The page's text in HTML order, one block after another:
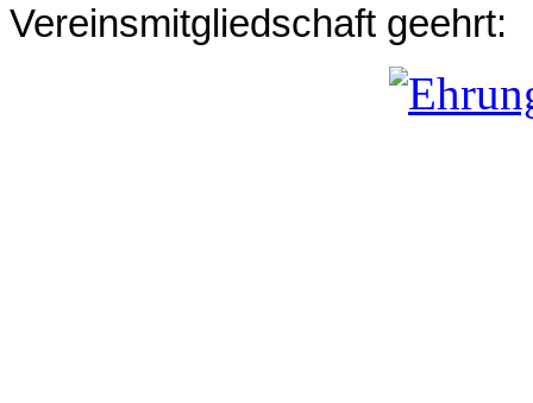
Vereinsmitgliedschaft geehrt: